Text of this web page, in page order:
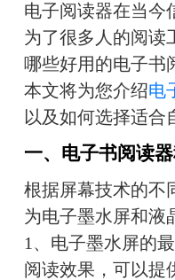
电子阅读器在当今
为了很多人的阅读
哪些好用的电子书
本文将为您介绍电
以及如何选择适合
一、电子书阅读
根据屏幕技术的不
为电子墨水屏和液
1、电子墨水屏的
阅读效果，可以提